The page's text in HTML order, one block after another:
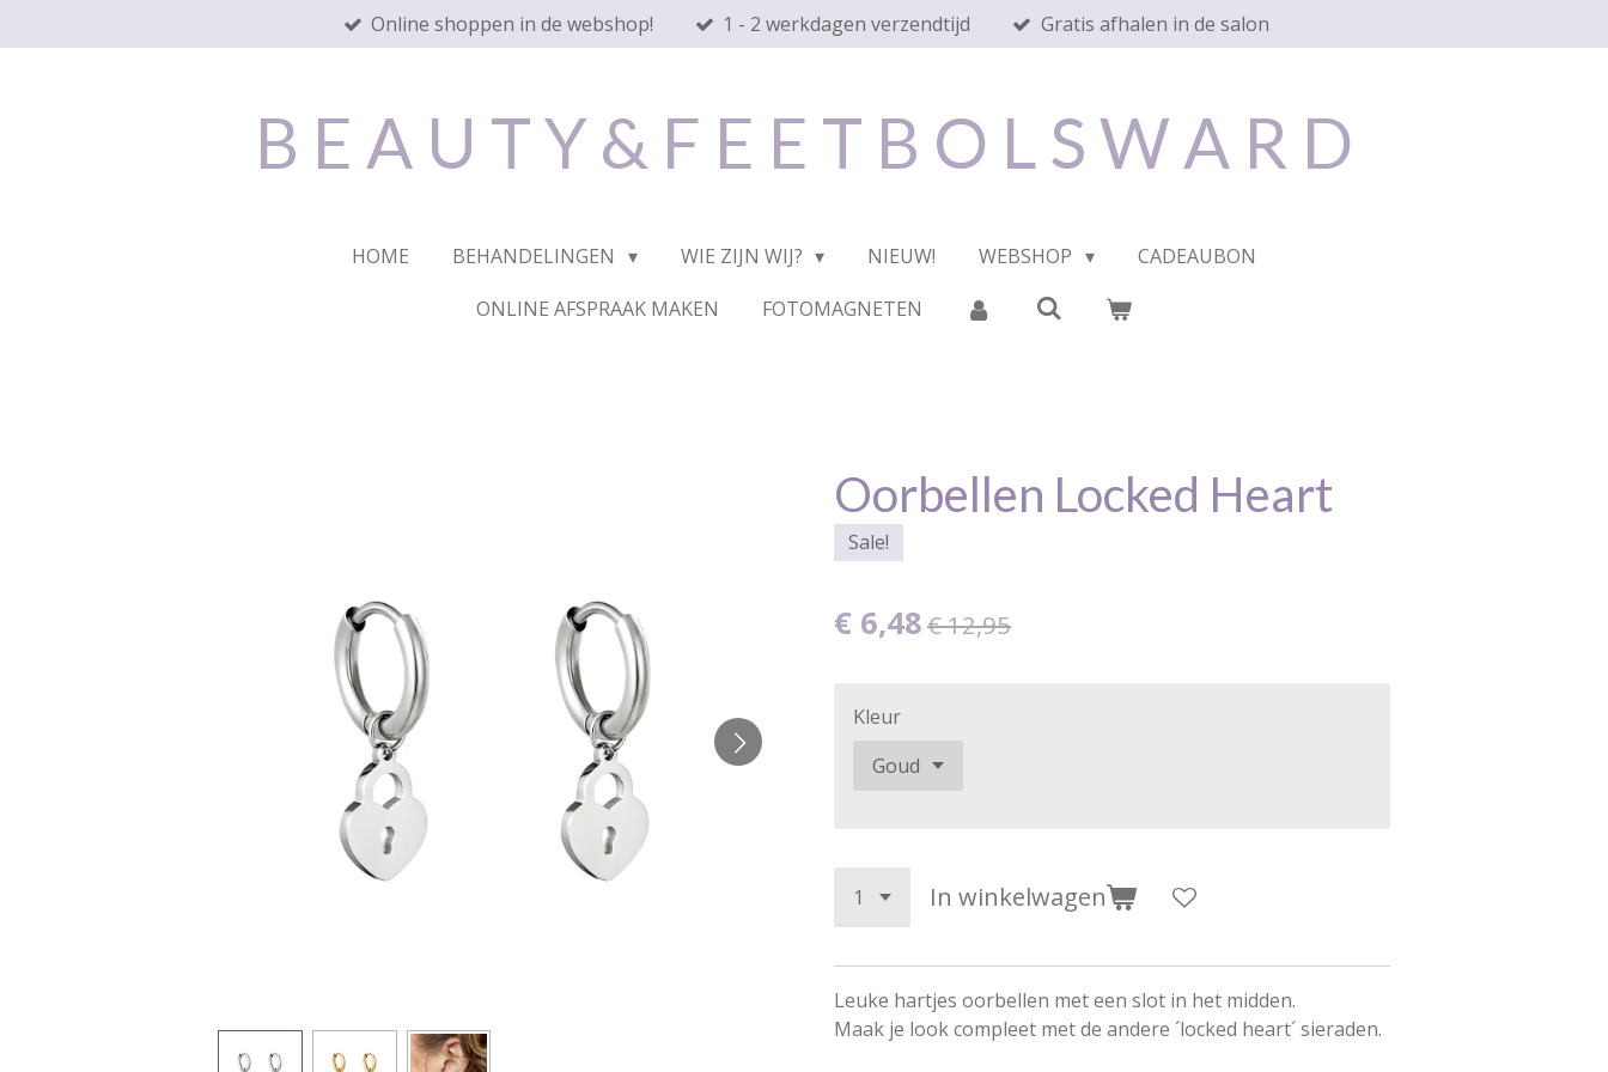
direct
Online shoppen in de webshop! 1 - 2 werkdagen verzendtijd Gratis afhalen in de salon
B E A U T Y & F E E T B O L S W A R D
HOME BEHANDELINGEN WIE ZIJN WIJ? NIEUW! WEBSHOP
CADEAUBON
ONLINE AFSPRAAK MAKEN
FOTOMAGNETEN
Oorbellen Locked Heart
Sale!
€ 6,48€ 12,95
Kleur
In winkelwagen
Leuke hartjes oorbellen met een slot in het midden.
Maak je look compleet met de andere ´locked heart´ sieraden.